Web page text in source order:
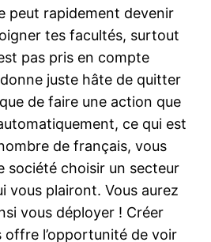
peut rapidement devenir
tes facultés, surtout
pas pris en compte
donne juste hâte de quitter
de faire une action que
ce qui est
de français, vous
société choisir un secteur
vous plairont. Vous aurez
vous déployer ! Créer
offre l’opportunité de voir